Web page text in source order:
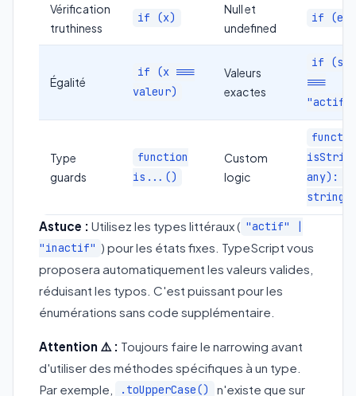
Vérification
truthiness
if (x)
Null et
undefined
if
Égalité
if (x ===
valeur)
Valeurs
exactes
if
===
Type
guards
function
is...()
Custom
logic
any):
string
Astuce : Utilisez les types littéraux ( "actif" |
"inactif" ) pour les états fixes. TypeScript vous
proposera automatiquement les valeurs valides,
réduisant les typos. C'est puissant pour les
énumérations sans code supplémentaire.
Attention ⚠️ : Toujours faire le narrowing avant
d'utiliser des méthodes spécifiques à un type.
Par exemple,
.toUpperCase()
n'existe que sur